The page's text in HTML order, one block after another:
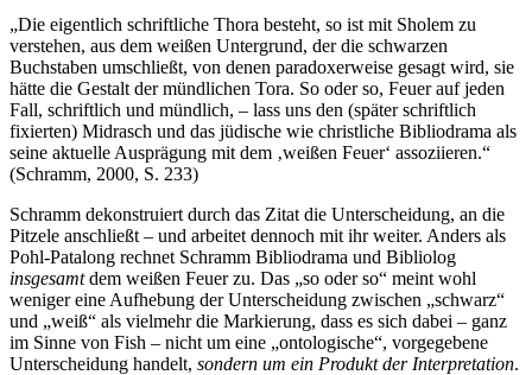
„Die eigentlich schriftliche Thora besteht, so ist mit Sholem zu
verstehen, aus dem weißen Untergrund, der die schwarzen
Buchstaben umschließt, von denen paradoxerweise gesagt wird, sie
hätte die Gestalt der mündlichen Tora. So oder so, Feuer auf jeden
Fall, schriftlich und mündlich, – lass uns den (später schriftlich
fixierten) Midrasch und das jüdische wie christliche Bibliodrama als
seine aktuelle Ausprägung mit dem ‚weißen Feuer‘ assoziieren.“
(Schramm, 2000, S. 233)
Schramm dekonstruiert durch das Zitat die Unterscheidung, an die
Pitzele anschließt – und arbeitet dennoch mit ihr weiter. Anders als
Pohl-Patalong rechnet Schramm Bibliodrama und Bibliolog
insgesamtdem weißen Feuer zu. Das „so oder so“ meint wohl
weniger eine Aufhebung der Unterscheidung zwischen „schwarz“
und „weiß“ als vielmehr die Markierung, dass es sich dabei – ganz
im Sinne von Fish – nicht um eine „ontologische“, vorgegebene
Unterscheidung handelt, sondern um ein Produkt der Interpretation.